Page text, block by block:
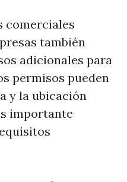
comerciales
también
adicionales para
permisos pueden
y la ubicación
importante